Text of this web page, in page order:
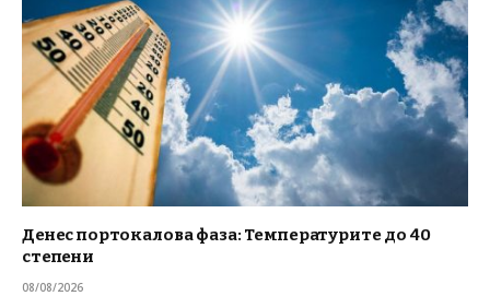
Денес портокалова фаза: Температурите до 40
степени
08/08/2026